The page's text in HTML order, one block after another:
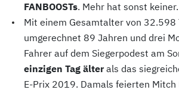
FANBOOSTs. Mehr hat sonst keiner.
Mit einem Gesamtalter von 32.598
umgerechnet 89 Jahren und drei
Fahrer auf dem Siegerpodest am
einzigen Tag älterals das
E-Prix 2019. Damals feierten Mitch